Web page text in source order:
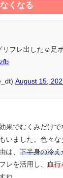
くなる
リフレ出した☺️足
August 15,
果でむくみだけ
いました。色々
は、 下半身の冷え
レを活用し、 血行